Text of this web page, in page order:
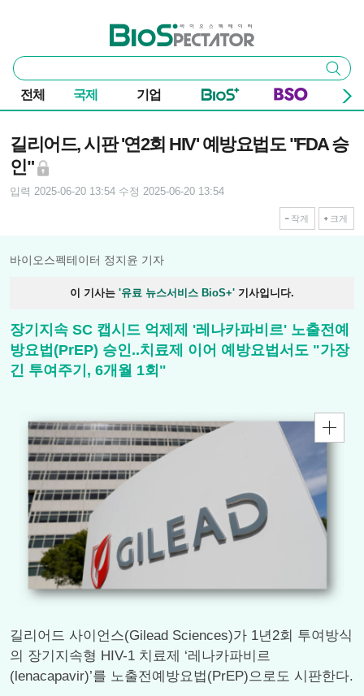
바이오스펙테이터
통
합
검
색
검색
전체 국제 기업
길리어드, 시판 '연2회 HIV' 예방요법도 "FDA 승
인"
입력 2025-06-20 13:54 수정 2025-06-20 13:54
작게 크게
바이오스펙테이터 정지윤 기자
이 기사는 '유료 뉴스서비스 BioS+' 기사입니다.
장기지속 SC 캡시드 억제제 '레나카파비르' 노출전예
방요법(PrEP) 승인..치료제 이어 예방요법서도 "가장
긴 투여주기, 6개월 1회"
길리어드 사이언스(Gilead Sciences)가 1년2회 투여방식
의 장기지속형 HIV-1 치료제 ‘레나카파비르
(lenacapavir)’를 노출전예방요법(PrEP)으로도 시판한다.